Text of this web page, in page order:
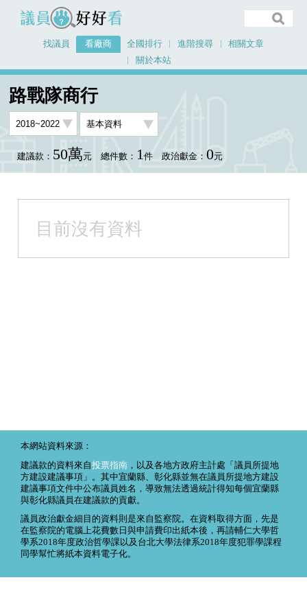
議員好好看
找議員 看廠商 全國排行 進階搜尋
相關文章
關於本站
路戰隊商行
建議款： 50萬元 總件數： 1件 政治獻金： 0元
目前沒有資料
本網站資料來源：
建議款的資料來自投票指南 ，以及各地方政府主計處「議員所提地
方建設建議事項」。其中宜蘭縣、彰化縣並無在議員所提地方建設
建議事項文件中公布議員姓名，導致無法透過統計得知每個宜蘭縣
與彰化縣議員在建議款的貢獻。
議員政治獻金細目的資料則是來自監察院。在資料取得方面，先是
在監察院的電腦上花費數日與申請費印出紙本後，再請輔仁大學哲
學系2018年度政治哲學課以及台北大學法律系2018年度犯罪學課程
同學幫忙將紙本資料電子化。